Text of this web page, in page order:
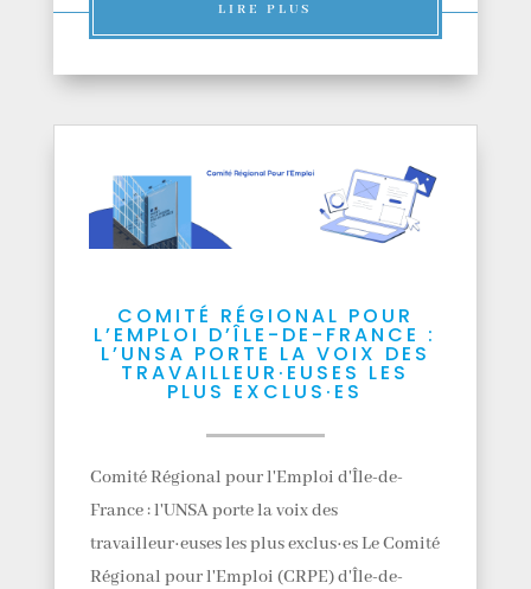
LIRE PLUS
COMITÉ RÉGIONAL POUR
L’EMPLOI D’ÎLE-DE-FRANCE :
L’UNSA PORTE LA VOIX DES
TRAVAILLEUR·EUSES LES
PLUS EXCLUS·ES
Comité Régional pour l'Emploi d'Île-de-
France : l'UNSA porte la voix des
travailleur·euses les plus exclus·es Le Comité
Régional pour l'Emploi (CRPE) d'Île-de-